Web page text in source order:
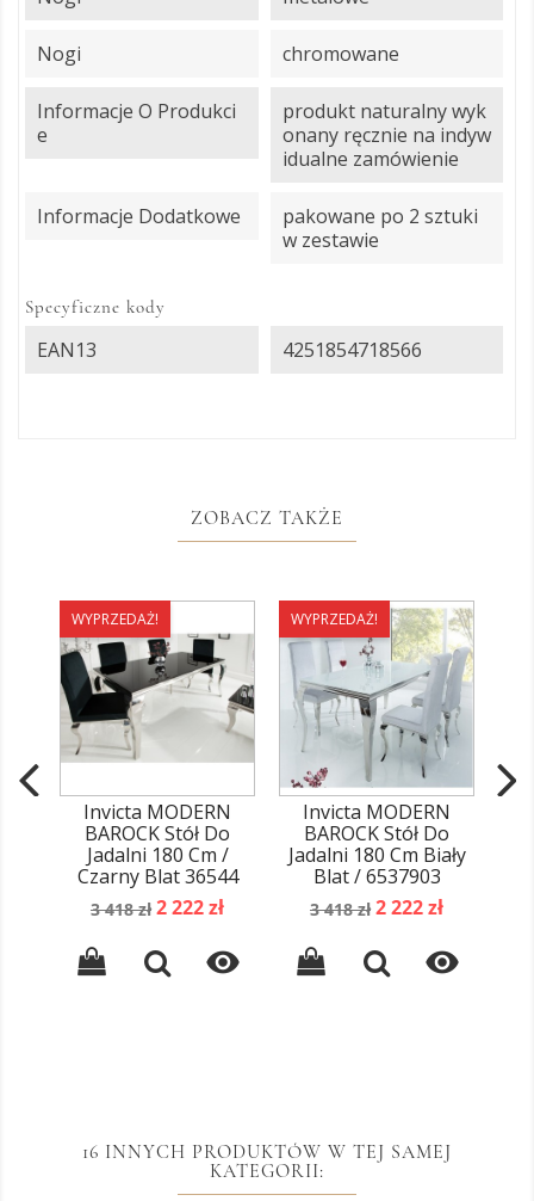
Nogi chromowane
Informacje O Produkci
E
produkt naturalny wyk
onany ręcznie na indyw
idualne zamówienie
Informacje Dodatkowe
pakowane po 2 sztuki
w zestawie
Specyficzne kody
EAN13 4251854718566
ZOBACZ TAKŻE
WYPRZEDAŻ!
Invicta MODERN
BAROCK Stół Do
Jadalni 180 Cm /
Czarny Blat 36544
Cena
3 418 zł Cena
2 222 zł

WYPRZEDAŻ!
Invicta MODERN
BAROCK Stół Do
Jadalni 180 Cm Biały
Blat / 6537903
Cena
3 418 zł Cena
2 222 zł

16 INNYCH PRODUKTÓW W TEJ SAMEJ
KATEGORII: